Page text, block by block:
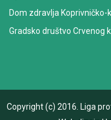
Dom zdravlja Koprivničko-
Gradsko društvo Crvenog
Copyright (c) 2016. Liga